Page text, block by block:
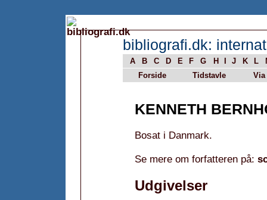
bibliografi.dk:
A B C D E F G H J K L
Forside
Tidstavle Via
KENNETH
Bosat i Danmark.
Se mere om forfatteren på:
Udgivelser